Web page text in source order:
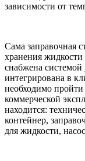
зависимости от
Сама заправочная
хранения жидкости
снабжена системой
интегрирована в
необходимо
коммерческой
находится:
контейнер,
для жидкости,